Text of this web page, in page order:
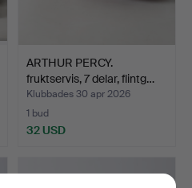
ARTHUR PERCY.
fruktservis, 7 delar, flintg…
Klubbades 30 apr 2026
1 bud
32 USD